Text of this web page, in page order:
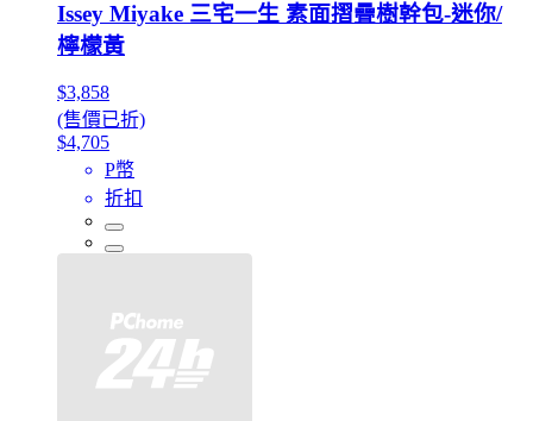
Issey Miyake 三宅一生 素面摺疊樹幹包-迷你/
檸檬黃
$3,858
(售價已折)
$4,705
P幣
折扣